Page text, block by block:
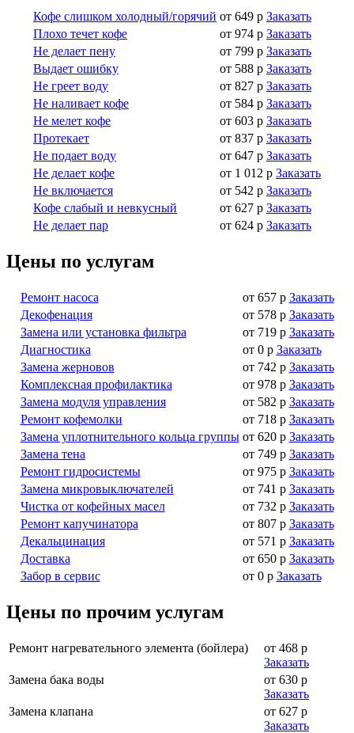
Кофе слишком холодный/горячий от 649 р Заказать
Плохо течет кофе
от 974 р Заказать
Не делает пену
от 799 р Заказать
Выдает ошибку
от 588 р Заказать
Не греет воду
от 827 р Заказать
Не наливает кофе
от 584 р Заказать
Не мелет кофе
от 603 р Заказать
Протекает
от 837 р Заказать
Не подает воду
от 647 р Заказать
Не делает кофе
от 1 012 р Заказать
Не включается
от 542 р Заказать
Кофе слабый и невкусный
от 627 р Заказать
Не делает пар
от 624 р Заказать
Цены по услугам
Ремонт насоса от 657 р Заказать
Декофенация
от 578 р Заказать
Замена или установка фильтра
от 719 р Заказать
Диагностика
от 0 р Заказать
Замена жерновов
от 742 р Заказать
Комплексная профилактика
от 978 р Заказать
Замена модуля управления
от 582 р Заказать
Ремонт кофемолки
от 718 р Заказать
Замена уплотнительного кольца группы от 620 р Заказать
Замена тена
от 749 р Заказать
Ремонт гидросистемы
от 975 р Заказать
Замена микровыключателей
от 741 р Заказать
Чистка от кофейных масел
от 732 р Заказать
Ремонт капучинатора
от 807 р Заказать
Декальцинация
от 571 р Заказать
Доставка
от 650 р Заказать
Забор в сервис
от 0 р Заказать
Цены по прочим услугам
Ремонт нагревательного элемента (бойлера)
от 468 р
Заказать
Замена бака воды
от 630 р
Заказать
Замена клапана
от 627 р
Заказать